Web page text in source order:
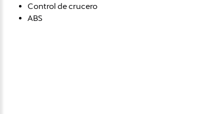
Control de crucero
ABS